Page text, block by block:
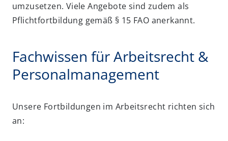
umzusetzen. Viele Angebote sind zudem als
Pflichtfortbildung gemäß § 15 FAO anerkannt.
Fachwissen für Arbeitsrecht &
Personalmanagement
Unsere Fortbildungen im Arbeitsrecht richten sich
an: